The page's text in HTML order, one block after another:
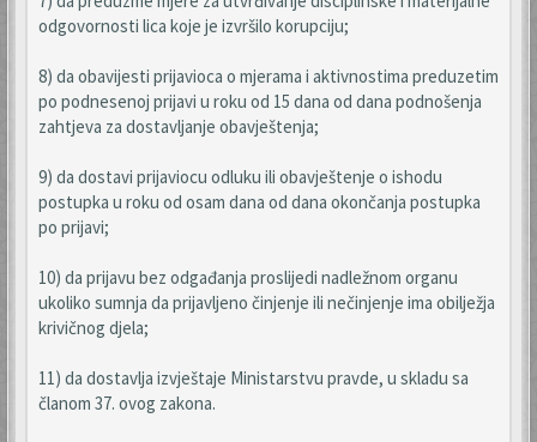
odgovornosti lica koje je izvršilo korupciju;
8) da obavijesti prijavioca o mjerama i aktivnostima preduzetim
po podnesenoj prijavi u roku od 15 dana od dana podnošenja
zahtjeva za dostavljanje obavještenja;
9) da dostavi prijaviocu odluku ili obavještenje o ishodu
postupka u roku od osam dana od dana okončanja postupka
po prijavi;
10) da prijavu bez odgađanja proslijedi nadležnom organu
ukoliko sumnja da prijavljeno činjenje ili nečinjenje ima obilježja
krivičnog djela;
11) da dostavlja izvještaje Ministarstvu pravde, u skladu sa
članom 37. ovog zakona.